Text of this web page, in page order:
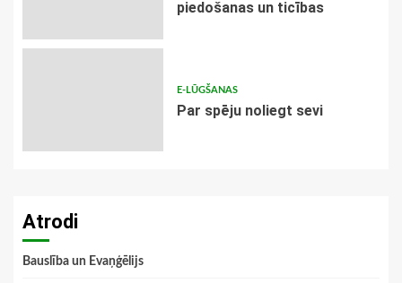
piedošanas un ticības
E-LŪGŠANAS
Par spēju noliegt sevi
Atrodi
Bauslība un Evaņģēlijs